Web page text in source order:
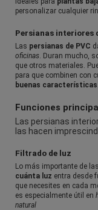
personalizar cualquier
Persianas interiores
Las persianas de PVC
oficinas . Duran mucho,
que otros materiales.
para que combinen con
buenas características
Funciones
Las persianas
las hacen
Filtrado de luz
Lo más importante de
cuánta luz entra desde
que necesites en cada
es especialmente útil en
natural